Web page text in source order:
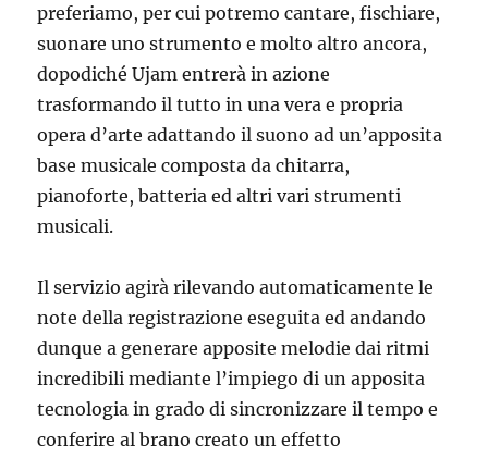
preferiamo, per cui potremo cantare, fischiare,
suonare uno strumento e molto altro ancora,
dopodiché Ujam entrerà in azione
trasformando il tutto in una vera e propria
opera d’arte adattando il suono ad un’apposita
base musicale composta da chitarra,
pianoforte, batteria ed altri vari strumenti
musicali.
Il servizio agirà rilevando automaticamente le
note della registrazione eseguita ed andando
dunque a generare apposite melodie dai ritmi
incredibili mediante l’impiego di un apposita
tecnologia in grado di sincronizzare il tempo e
conferire al brano creato un effetto